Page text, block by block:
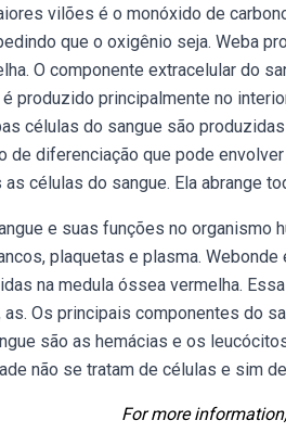
vilões é o monóxido de
que o oxigênio seja. Weba
O componente extracelular do
produzido principalmente no
células do sangue são
de diferenciação que pode
células do sangue. Ela abrange
e suas funções no
plaquetas e plasma.
na medula óssea vermelha.
Os principais componentes do
são as hemácias e os
não se tratam de células e sim
For more